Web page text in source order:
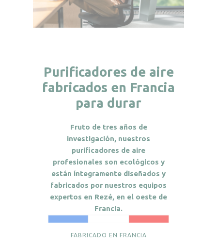
Purificadores de aire
fabricados en Francia
para durar
Fruto de tres años de
investigación, nuestros
purificadores de aire
profesionales son ecológicos y
están íntegramente diseñados y
fabricados por nuestros equipos
expertos en Rezé, en el oeste de
Francia.
FABRICADO EN FRANCIA